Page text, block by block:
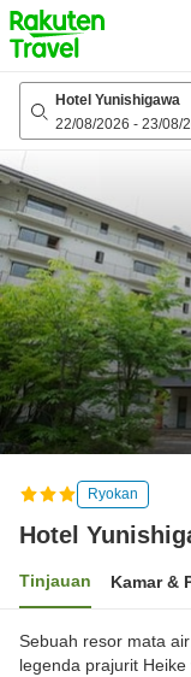
to
top
page
Hotel Yunishigawa
22/08/2026 - 23/08/
Ryokan
Hotel
Tinjauan Kamar &
Sebuah resor mata
legenda prajurit